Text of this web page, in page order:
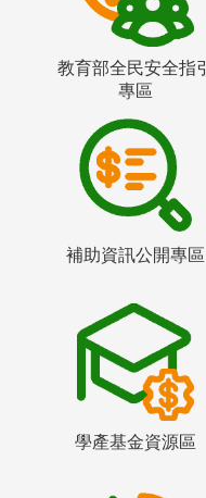
教育部全民安全指引
專區
補助資訊公開專區
學產基金資源區